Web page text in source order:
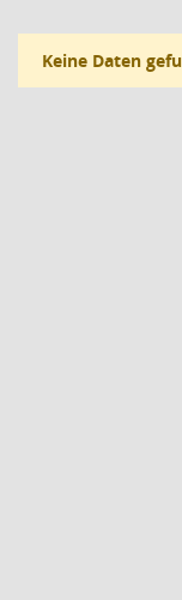
Keine Daten